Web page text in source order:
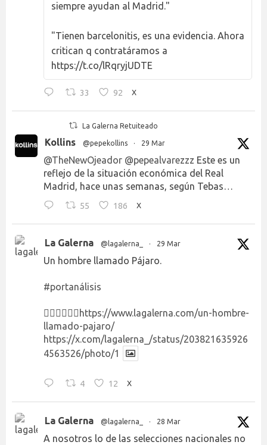
siempre ayudan al Madrid."
"Tienen barcelonitis, es una evidencia. Ahora
critican q contratáramos a
https://t.co/lRqryjUDTE
33 92 X
La Galerna Retuiteado
Kollins @pepekollins · 29 Mar
@TheNewOjeador @pepealvarezzz Este es un
reflejo de la situación económica del Real
Madrid, hace unas semanas, según Tebas…
55 186 X
La Galerna @lagalerna_ · 29 Mar
Un hombre llamado Pájaro.
#portanálisis
👉🏻👉🏻👉🏻 https://www.lagalerna.com/un-hombre-
llamado-pajaro/
https://x.com/lagalerna_/status/203821635926
4563526/photo/1
4 12 X
La Galerna @lagalerna_ · 28 Mar
A nosotros lo de las selecciones nacionales no